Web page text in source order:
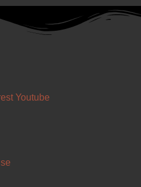
Youtube